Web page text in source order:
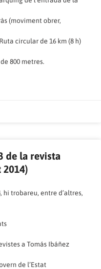
(moviment obrer,
circular de 16 km (8 h)
800 metres.
de la revista
hi trobareu, entre d’altres,
a Tomás Ibáñez
de l’Estat